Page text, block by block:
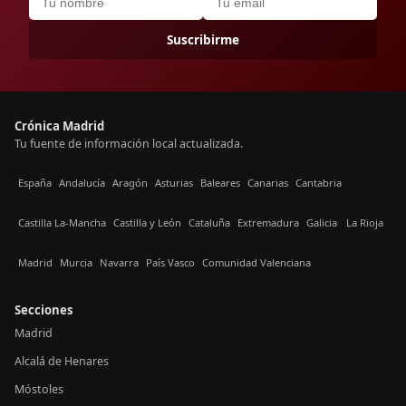
Suscribirme
Crónica Madrid
Tu fuente de información local actualizada.
España Andalucía Aragón Asturias Baleares Canarias Cantabria
Castilla La-Mancha Castilla y León Cataluña Extremadura Galicia La Rioja
Madrid Murcia Navarra País Vasco Comunidad Valenciana
Secciones
Madrid
Alcalá de Henares
Móstoles